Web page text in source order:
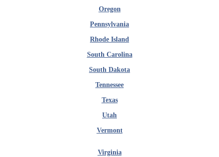
Oregon
Pennsylvania
Rhode Island
South Carolina
South Dakota
Tennessee
Texas
Utah
Vermont
Virginia